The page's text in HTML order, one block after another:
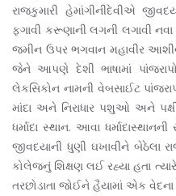
રાજકુમારી હેમાંગીનીદેવીએ
ફગાવી કરૂણાની લગની લગાવી
જમીન ઉપર ભગવાન મહાવીર
જેને આપણે દેશી ભાષામાં
લેકસિકોન નામની વેબસાઈટ
માંદા અને નિરાધાર પશુઓ અને
ધર્માદા સ્થાન. આવા
જીવદયાની ધુણી ઘખાવીને બેઠેલા
કોલેજનું શિક્ષણ લઈ રહ્યા હતા
તરછોડાતા જોઈને હૈયામાં એક